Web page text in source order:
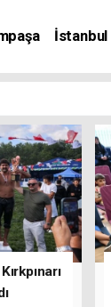
İstanbul